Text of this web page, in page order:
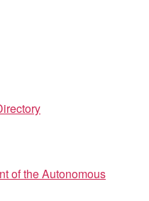
of the Autonomous